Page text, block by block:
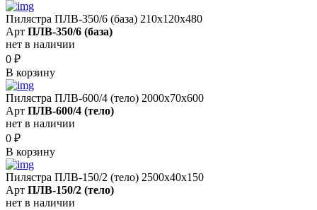
Пилястра ПЛВ-350/6 (база) 210х120х480
Арт ПЛВ-350/6 (база)
нет в наличии
0 ₽
В корзину
Пилястра ПЛВ-600/4 (тело) 2000х70х600
Арт ПЛВ-600/4 (тело)
нет в наличии
0 ₽
В корзину
Пилястра ПЛВ-150/2 (тело) 2500х40х150
Арт ПЛВ-150/2 (тело)
нет в наличии